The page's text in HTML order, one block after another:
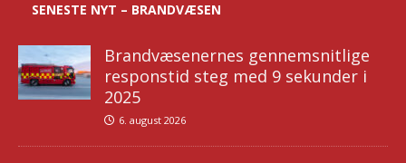
SENESTE NYT – BRANDVÆSEN
Brandvæsenernes gennemsnitlige
responstid steg med 9 sekunder i
2025
6. august 2026